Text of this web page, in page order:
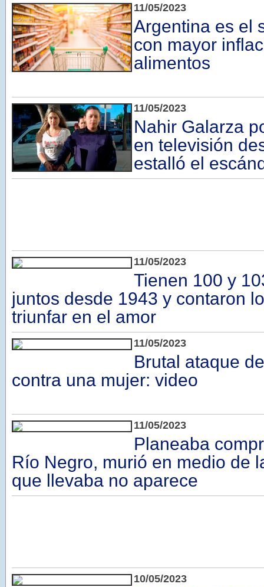
11/05/2023
Argentina es el
con mayor
alimentos
11/05/2023
Nahir Galarza
en televisión
estalló el
11/05/2023
Tienen 100 y
juntos desde 1943 y contaron
triunfar en el amor
11/05/2023
Brutal ataque
contra una mujer: video
11/05/2023
Planeaba
Río Negro, murió en medio de
que llevaba no aparece
10/05/2023